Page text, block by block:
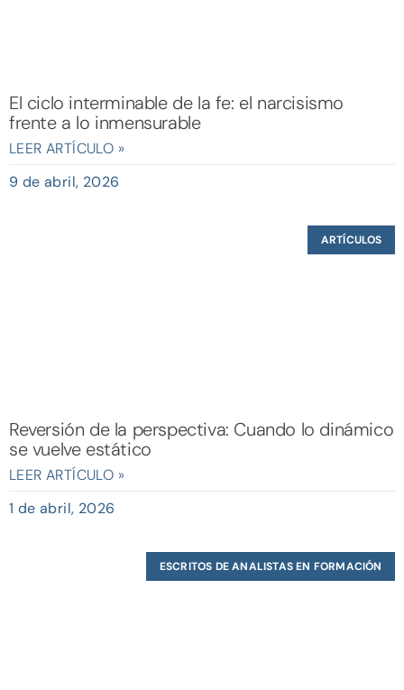
El ciclo interminable de la fe: el narcisismo
frente a lo inmensurable
LEER ARTÍCULO »
9 de abril, 2026
ARTÍCULOS
Reversión de la perspectiva: Cuando lo dinámico
se vuelve estático
LEER ARTÍCULO »
1 de abril, 2026
ESCRITOS DE ANALISTAS EN FORMACIÓN